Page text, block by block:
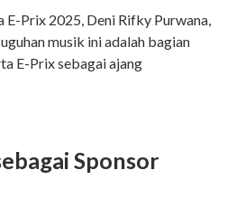
Prix 2025, Deni Rifky Purwana,
musik ini adalah bagian
E-Prix sebagai ajang
Sponsor